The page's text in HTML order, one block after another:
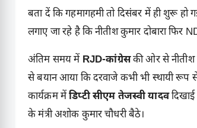
बता दें कि गहमागहमी तो दिसंबर में ही शुरू
लगाए जा रहे है कि नीतीश कुमार दोबारा फिर
अंतिम समय में RJD-कांग्रेसकी ओर से नीतीश
से बयान आया कि दरवाजे कभी भी स्थायी रूप
कार्यक्रम मेंडिप्टी सीएम तेजस्वी यादवदिखाई
के मंत्री अशोक कुमार चौधरी बैठे।